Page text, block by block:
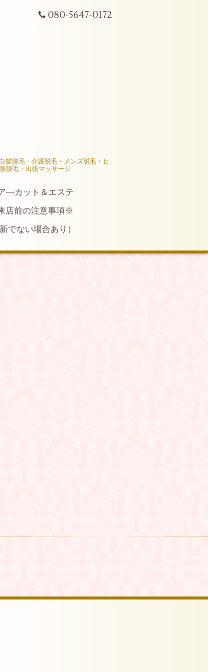
080-5647-0172
髪脱毛・介護脱毛・メンズ脱毛・ヒ
脱毛・出張マッサージ
―カット＆エステ
店前の注意事項※
でない場合あり）